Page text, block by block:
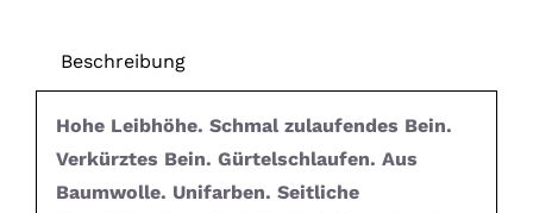
Beschreibung
Hohe Leibhöhe. Schmal zulaufendes Bein.
Verkürztes Bein. Gürtelschlaufen. Aus
Baumwolle. Unifarben. Seitliche